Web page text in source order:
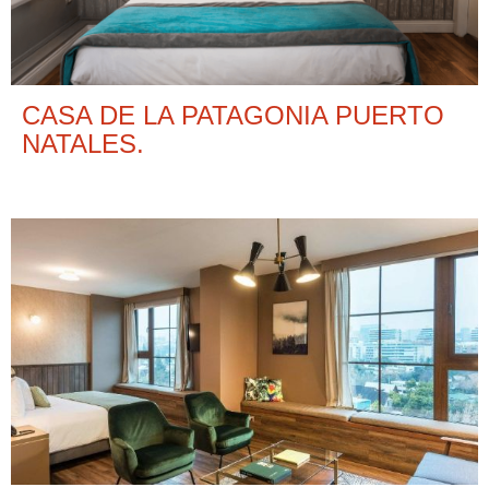
CASA DE LA PATAGONIA PUERTO
NATALES.